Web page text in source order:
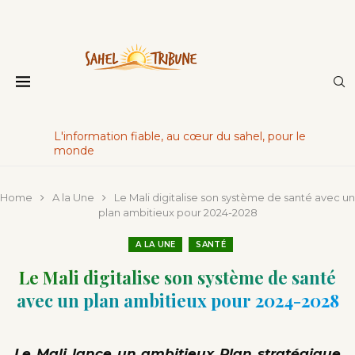
L'information fiable, au cœur du sahel, pour le
monde
Home A la Une
Le Mali digitalise son système de santé avec un
plan ambitieux pour 2024-2028
A LA UNE SANTÉ
Le Mali digitalise son système de santé
avec un plan ambitieux pour 2024-2028